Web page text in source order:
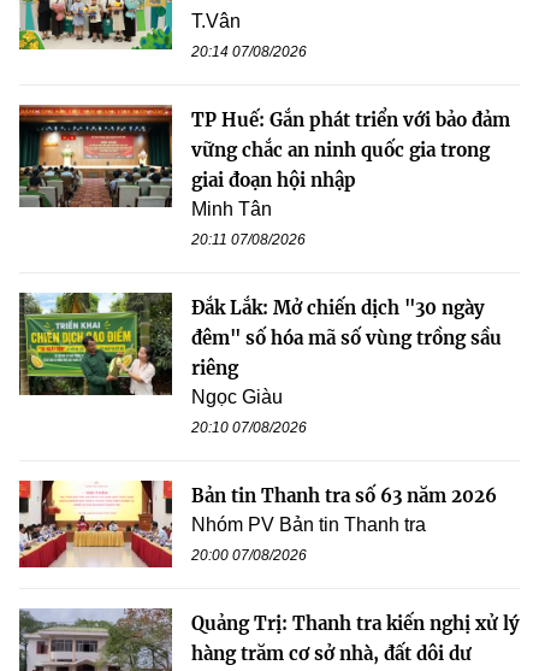
T.Vân
20:14 07/08/2026
TP Huế: Gắn phát triển với bảo đảm
vững chắc an ninh quốc gia trong
giai đoạn hội nhập
Minh Tân
20:11 07/08/2026
Đắk Lắk: Mở chiến dịch "30 ngày
đêm" số hóa mã số vùng trồng sầu
riêng
Ngọc Giàu
20:10 07/08/2026
Bản tin Thanh tra số 63 năm 2026
Nhóm PV Bản tin Thanh tra
20:00 07/08/2026
Quảng Trị: Thanh tra kiến nghị xử lý
hàng trăm cơ sở nhà, đất dôi dư